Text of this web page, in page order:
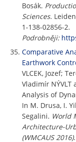
Bosák.
Sciences.
1-138-02856-2.
Podrobněji:
Comparative
Earthwork
VLCEK, Jozef;
Vladimír NÝVLT
Analysis of
In M. Drusa, I.
Segalini. World
Architecture-
(WMCAUS 2016)